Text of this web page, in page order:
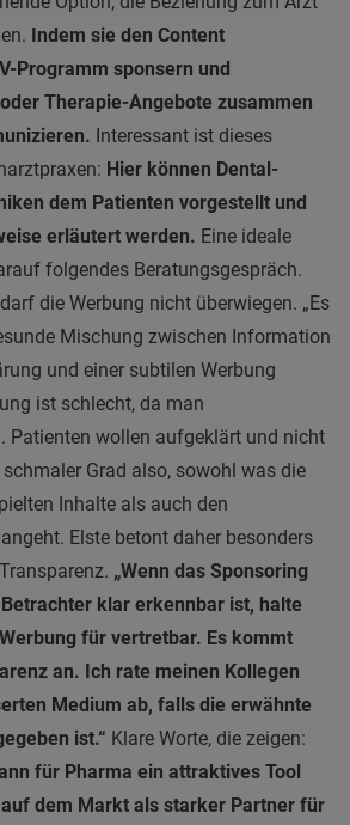
Indem sie den Content
Programm sponsern und
Therapie-Angebote zusammen
Interessant ist dieses
Hier können Dental-
dem Patienten vorgestellt und
erläutert werden. Eine ideale
folgendes Beratungsgespräch.
die Werbung nicht überwiegen. „Es
Mischung zwischen Information
und einer subtilen Werbung
ist schlecht, da man
Patienten wollen aufgeklärt und nicht
schmaler Grad also, sowohl was die
Inhalte als auch den
Elste betont daher besonders
„Wenn das Sponsoring
klar erkennbar ist, halte
für vertretbar. Es kommt
an. Ich rate meinen Kollegen
Medium ab, falls die erwähnte
ist.“ Klare Worte, die zeigen:
für Pharma ein attraktives Tool
dem Markt als starker Partner für